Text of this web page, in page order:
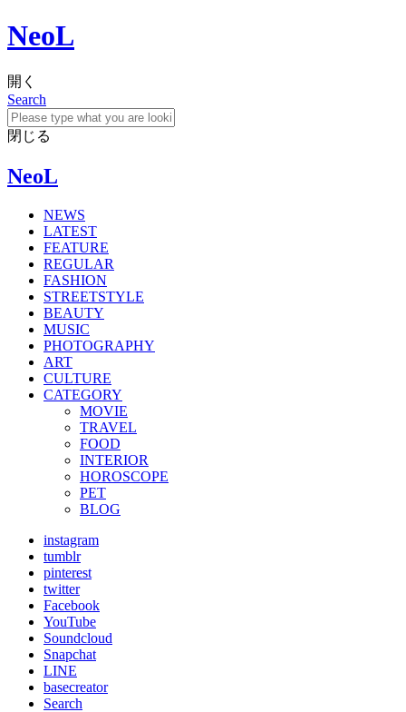
NeoL
開く
Search
閉じる
NeoL
NEWS
LATEST
FEATURE
REGULAR
FASHION
STREETSTYLE
BEAUTY
MUSIC
PHOTOGRAPHY
ART
CULTURE
CATEGORY
MOVIE
TRAVEL
FOOD
INTERIOR
HOROSCOPE
PET
BLOG
instagram
tumblr
pinterest
twitter
Facebook
YouTube
Soundcloud
Snapchat
LINE
basecreator
Search